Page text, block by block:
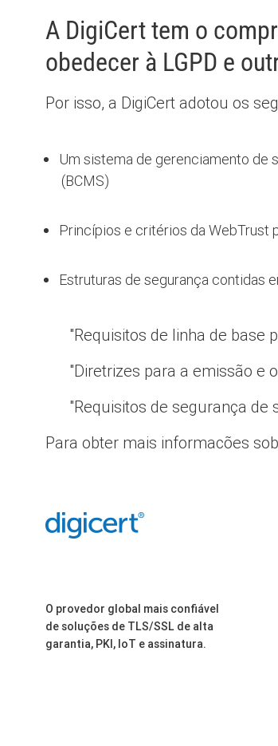
A DigiCert tem o
obedecer à LGPD e
Por isso, a DigiCert adotou os
Um sistema de gerenciamento de
(BCMS)
Princípios e critérios da WebTrust
Estruturas de segurança contidas
"Requisitos de linha de base
"Diretrizes para a emissão e
"Requisitos de segurança de
Para obter mais informações
O provedor global mais confiável
de soluções de TLS/SSL de alta
garantia, PKI, IoT e assinatura.